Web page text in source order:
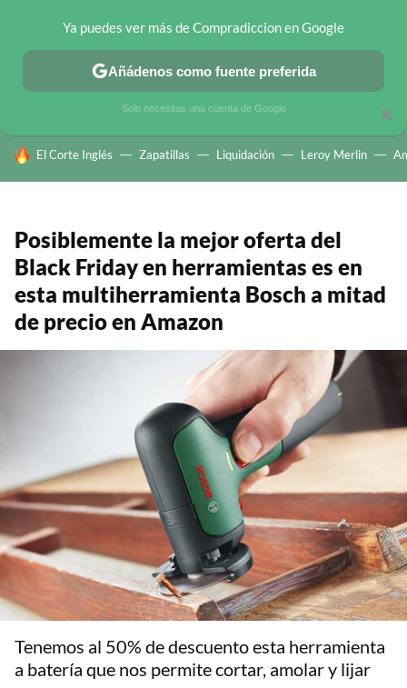
CHOLLOS TELEGRAM OFERTAS EN MÓVILES OFERTAS EN
HOY SE HABLA DE
El Corte Inglés Zapatillas Liquidación Leroy Merlin
Posiblemente la mejor oferta del
Black Friday en herramientas es en
esta multiherramienta Bosch a mitad
de precio en Amazon
Tenemos al 50% de descuento esta herramienta
a batería que nos permite cortar, amolar y lijar
×
Ya puedes ver más de Compradiccion en Google
Añádenos como fuente preferida
Solo necesitas una cuenta de Google